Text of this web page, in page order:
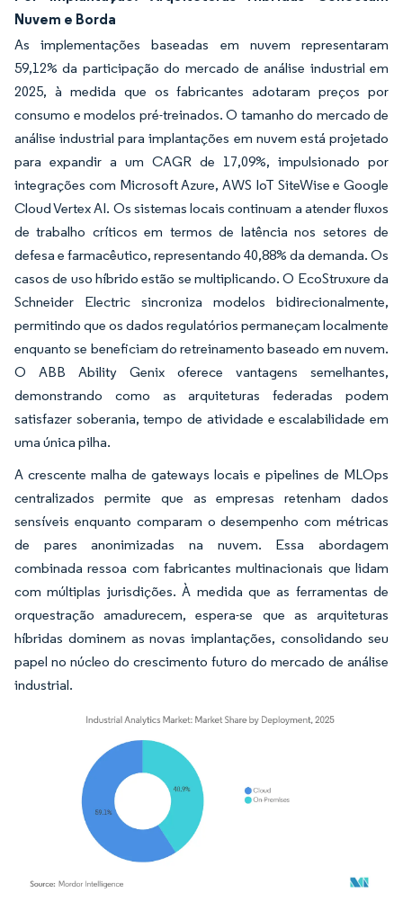
Nuvem e Borda
As implementações baseadas em nuvem representaram
59,12% da participação do mercado de análise industrial em
2025, à medida que os fabricantes adotaram preços por
consumo e modelos pré-treinados. O tamanho do mercado de
análise industrial para implantações em nuvem está projetado
para expandir a um CAGR de 17,09%, impulsionado por
integrações com Microsoft Azure, AWS IoT SiteWise e Google
Cloud Vertex AI. Os sistemas locais continuam a atender fluxos
de trabalho críticos em termos de latência nos setores de
defesa e farmacêutico, representando 40,88% da demanda. Os
casos de uso híbrido estão se multiplicando. O EcoStruxure da
Schneider Electric sincroniza modelos bidirecionalmente,
permitindo que os dados regulatórios permaneçam localmente
enquanto se beneficiam do retreinamento baseado em nuvem.
O ABB Ability Genix oferece vantagens semelhantes,
demonstrando como as arquiteturas federadas podem
satisfazer soberania, tempo de atividade e escalabilidade em
uma única pilha.
A crescente malha de gateways locais e pipelines de MLOps
centralizados permite que as empresas retenham dados
sensíveis enquanto comparam o desempenho com métricas
de pares anonimizadas na nuvem. Essa abordagem
combinada ressoa com fabricantes multinacionais que lidam
com múltiplas jurisdições. À medida que as ferramentas de
orquestração amadurecem, espera-se que as arquiteturas
híbridas dominem as novas implantações, consolidando seu
papel no núcleo do crescimento futuro do mercado de análise
industrial.